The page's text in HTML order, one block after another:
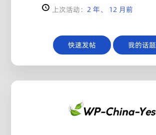
上次活动： 2 年、 12 月前
快速发帖 我的话题